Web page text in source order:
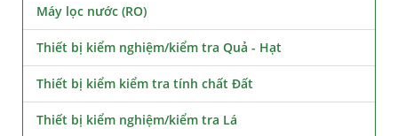
Máy lọc nước (RO)
Thiết bị kiểm nghiệm/kiểm tra Quả - Hạt
Thiết bị kiểm kiểm tra tính chất Đất
Thiết bị kiểm nghiệm/kiểm tra Lá